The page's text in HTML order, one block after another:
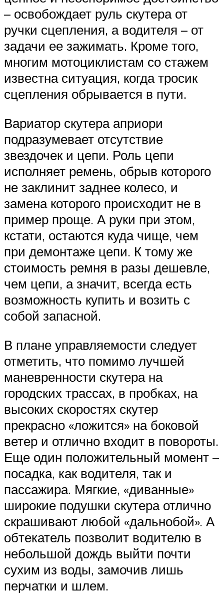
– освобождает руль скутера от
ручки сцепления, а водителя – от
задачи ее зажимать. Кроме того,
многим мотоциклистам со стажем
известна ситуация, когда тросик
сцепления обрывается в пути.
Вариатор скутера априори
подразумевает отсутствие
звездочек и цепи. Роль цепи
исполняет ремень, обрыв которого
не заклинит заднее колесо, и
замена которого происходит не в
пример проще. А руки при этом,
кстати, остаются куда чище, чем
при демонтаже цепи. К тому же
стоимость ремня в разы дешевле,
чем цепи, а значит, всегда есть
возможность купить и возить с
собой запасной.
В плане управляемости следует
отметить, что помимо лучшей
маневренности скутера на
городских трассах, в пробках, на
высоких скоростях скутер
прекрасно «ложится» на боковой
ветер и отлично входит в повороты.
Еще один положительный момент –
посадка, как водителя, так и
пассажира. Мягкие, «диванные»
широкие подушки скутера отлично
скрашивают любой «дальнобой». А
обтекатель позволит водителю в
небольшой дождь выйти почти
сухим из воды, замочив лишь
перчатки и шлем.